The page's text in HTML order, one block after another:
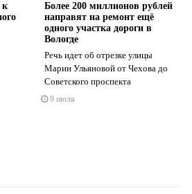
к
Более 200 миллионов рублей
направят на ремонт ещё
одного участка дороги в
Вологде
Речь идет об отрезке улицы
Марии Ульяновой от Чехова до
Советского проспекта
9 июля